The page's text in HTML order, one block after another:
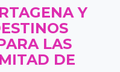
Y
LAS
DE